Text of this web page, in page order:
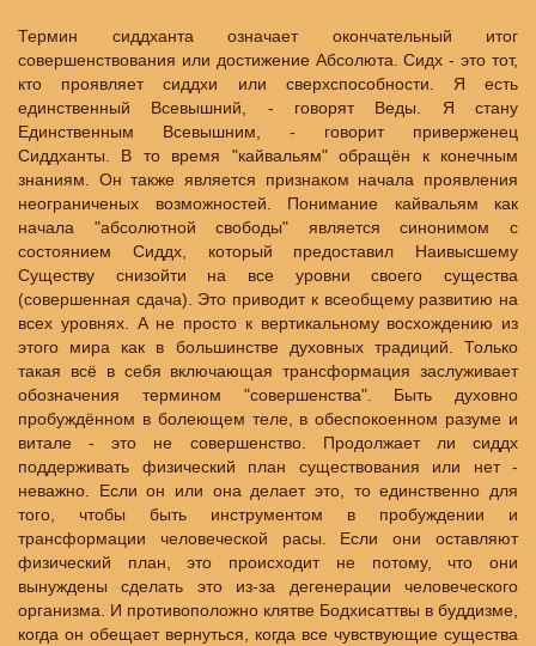
Термин сиддханта означает окончательный итог
совершенствования или достижение Абсолюта. Сидх - это тот,
кто проявляет сиддхи или сверхспособности. Я есть
единственный Всевышний, - говорят Веды. Я стану
Единственным Всевышним, - говорит приверженец
Сиддханты. В то время "кайвальям" обращён к конечным
знаниям. Он также является признаком начала проявления
неограниченых возможностей. Понимание кайвальям как
начала "абсолютной свободы" является синонимом с
состоянием Сиддх, который предоставил Наивысшему
Существу снизойти на все уровни своего существа
(совершенная сдача). Это приводит к всеобщему развитию на
всех уровнях. А не просто к вертикальному восхождению из
этого мира как в большинстве духовных традиций. Только
такая всё в себя включающая трансформация заслуживает
обозначения термином "совершенства". Быть духовно
пробуждённом в болеющем теле, в обеспокоенном разуме и
витале - это не совершенство. Продолжает ли сиддх
поддерживать физический план существования или нет -
неважно. Если он или она делает это, то единственно для
того, чтобы быть инструментом в пробуждении и
трансформации человеческой расы. Если они оставляют
физический план, это происходит не потому, что они
вынуждены сделать это из-за дегенерации человеческого
организма. И противоположно клятве Бодхисаттвы в буддизме,
когда он обещает вернуться, когда все чувствующие существа